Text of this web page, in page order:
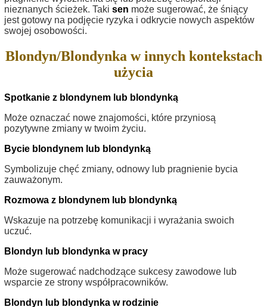
nieznanych ścieżek. Taki sen może sugerować, że śniący
jest gotowy na podjęcie ryzyka i odkrycie nowych aspektów
swojej osobowości.
Blondyn/Blondynka w innych kontekstach
użycia
Spotkanie z blondynem lub blondynką
Może oznaczać nowe znajomości, które przyniosą
pozytywne zmiany w twoim życiu.
Bycie blondynem lub blondynką
Symbolizuje chęć zmiany, odnowy lub pragnienie bycia
zauważonym.
Rozmowa z blondynem lub blondynką
Wskazuje na potrzebę komunikacji i wyrażania swoich
uczuć.
Blondyn lub blondynka w pracy
Może sugerować nadchodzące sukcesy zawodowe lub
wsparcie ze strony współpracowników.
Blondyn lub blondynka w rodzinie